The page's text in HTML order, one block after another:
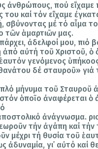
ἀνθρώπους, πού εἴχαμε
του καί τόν εἴχαμεἐ
σβύνοντας μέ τό αἷμα
τῶνἁμαρτιῶν μας.
πάρχει,ἀδελφοί μου, πιό
ἀπό αὐτή τοῦ Χριστοῦ, ὁ
αυτόν γενόμενος ὑ
δέ σταυροῦ» γιά
μήνυμα τοῦ Σταυροῦ
ὁποῖοἀναφέρεταιὁ
ποστολικόἀνάγνωσμα.
ῦν τήνἀγάπη καί τήν
ῦν μέχρι τή θυσία τοῦ ἑ
ςἀδυναμία, γι᾽ αὐτό καί